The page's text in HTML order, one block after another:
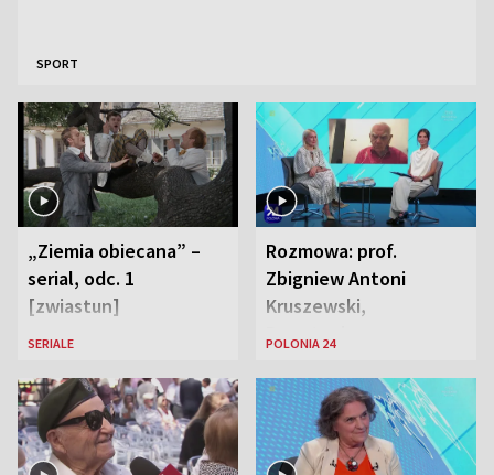
SPORT
„Ziemia obiecana” –
serial, odc. 1
[zwiastun]
SERIALE
Rozmowa: prof.
Zbigniew Antoni
Kruszewski,
Powstaniec
Zaryan, piosenkarka
POLONIA 24